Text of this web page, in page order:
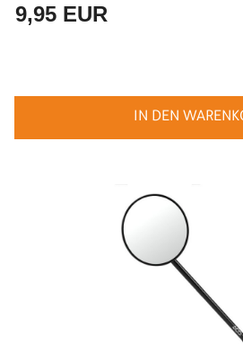
9,95 EUR
IN DEN